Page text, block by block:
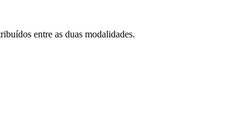
entre as duas modalidades.